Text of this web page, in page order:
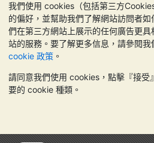
我們使用 cookies（包括第三方
的偏好，並幫助我們了解網站訪問者
們在第三方網站上展示的任何廣告更
站的服務。要了解更多信息，請參閱我
cookie 政策 。
請同意我們使用 cookies，點擊『接受
要的 cookie 種類。
辦公時間:
9am to 8:30pm (英國時間), 周一至
Galmarley Ltd T/A BullionVault
3 Shortlands (7th Floor)
London
W6 8DA
貴金屬的價值可能下跌也可能
的價格走勢。BullionVault 網站及其任
投資建議。您應該考慮尋求專業建議